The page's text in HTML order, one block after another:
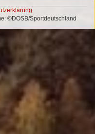
©DOSB/Sportdeutschland